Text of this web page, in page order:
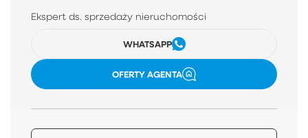
Ekspert ds. sprzedaży nieruchomości
WHATSAPP
OFERTY AGENTA